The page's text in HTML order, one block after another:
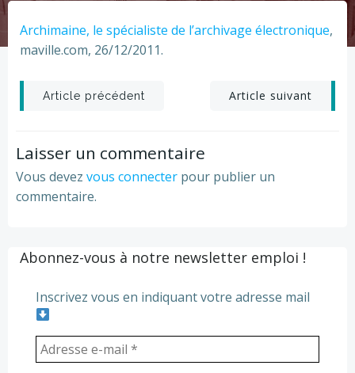
Archimaine, le spécialiste de l’archivage électronique,
maville.com, 26/12/2011.
Post
navigation
Article précédent
Post
navigation
Article suivant
Laisser un commentaire
Vous devez vous connecter pour publier un
commentaire.
Abonnez-vous à notre newsletter emploi !
Inscrivez vous en indiquant votre adresse mail